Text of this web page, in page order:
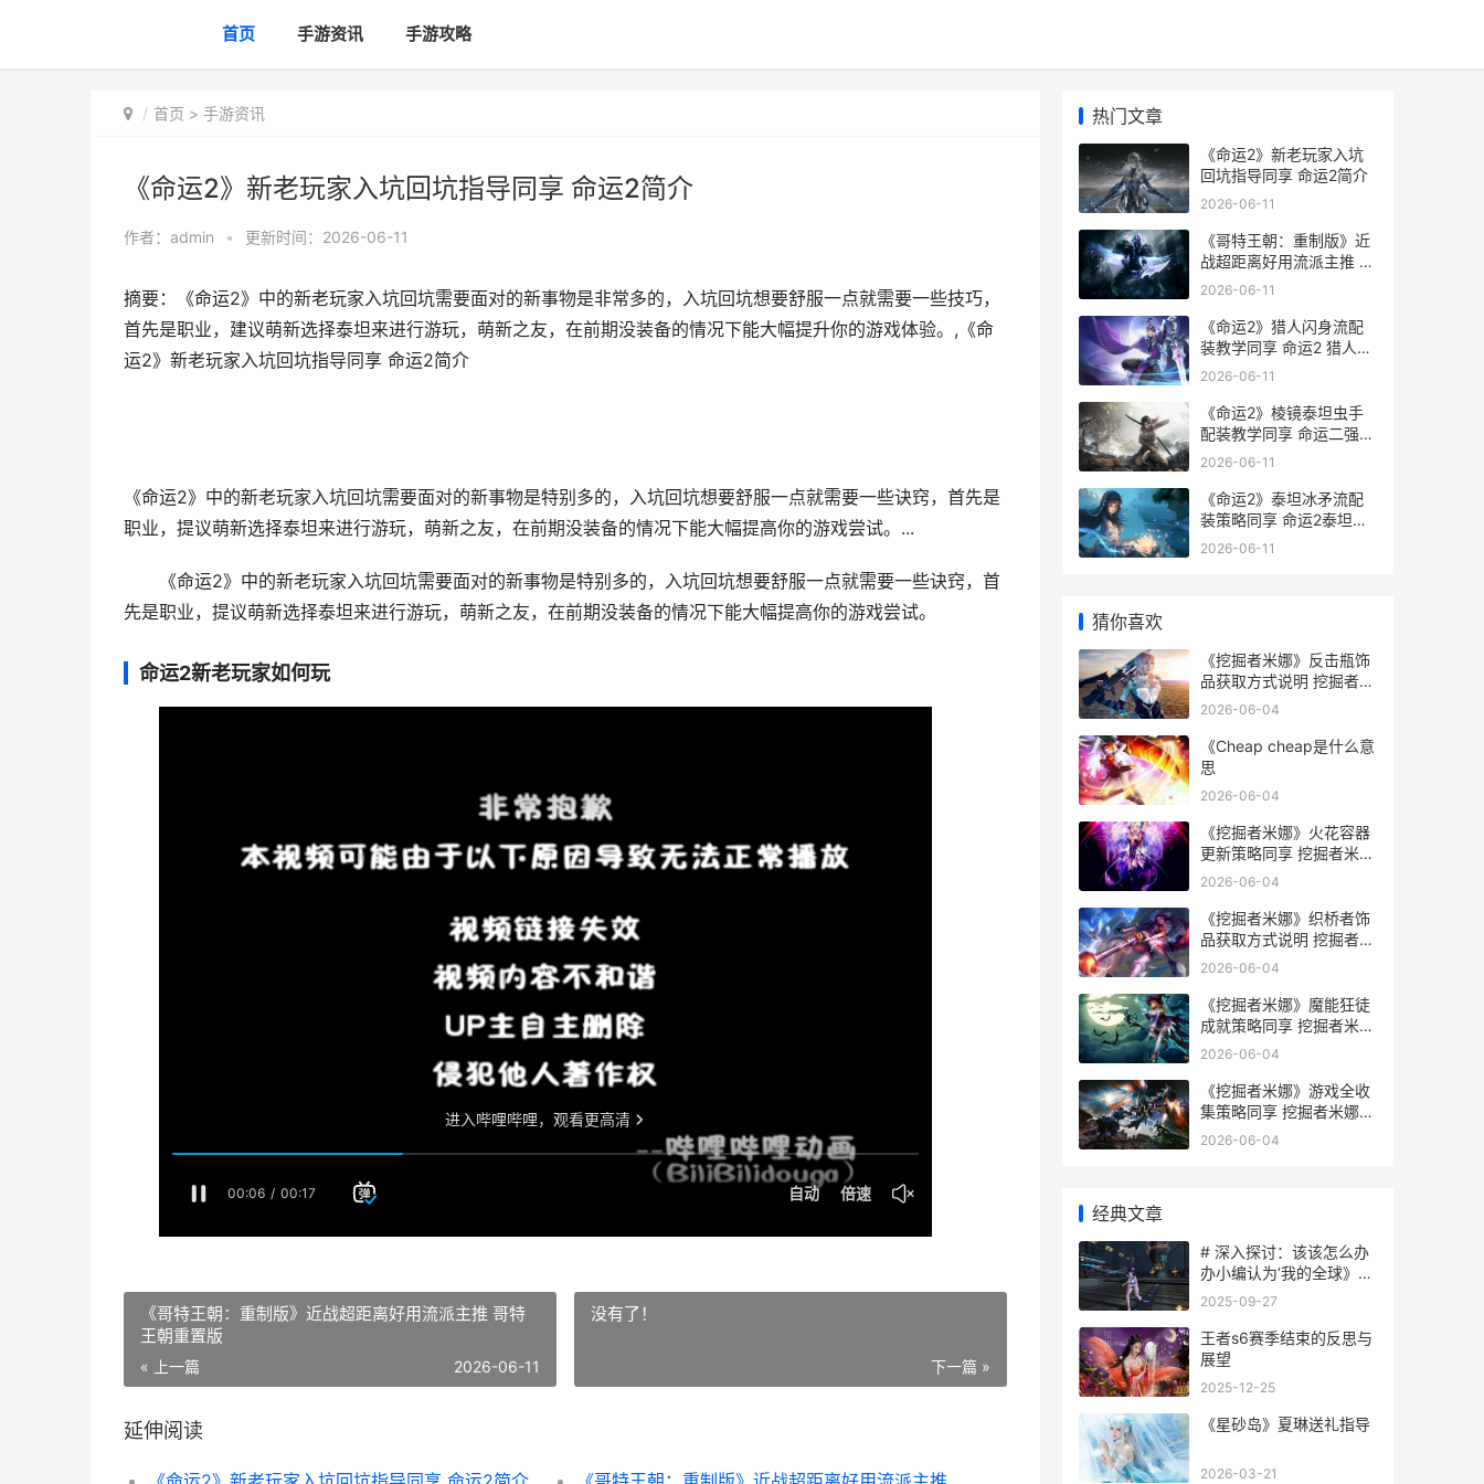
首页 手游资讯 手游攻略
首页 > 手游资讯
《命运2》新老玩家入坑回坑指导同享 命运2简介
作者： admin • 更新时间：2026-06-11
摘要：《命运2》中的新老玩家入坑回坑需要面对的新事物是非常多的，入坑回坑想要舒服一点就需要一些技巧，
首先是职业，建议萌新选择泰坦来进行游玩，萌新之友，在前期没装备的情况下能大幅提升你的游戏体验。,《命
运2》新老玩家入坑回坑指导同享 命运2简介
《命运2》中的新老玩家入坑回坑需要面对的新事物是特别多的，入坑回坑想要舒服一点就需要一些诀窍，首先是
职业，提议萌新选择泰坦来进行游玩，萌新之友，在前期没装备的情况下能大幅提高你的游戏尝试。...
《命运2》中的新老玩家入坑回坑需要面对的新事物是特别多的，入坑回坑想要舒服一点就需要一些诀窍，首
先是职业，提议萌新选择泰坦来进行游玩，萌新之友，在前期没装备的情况下能大幅提高你的游戏尝试。
命运2新老玩家如何玩
《哥特王朝：重制版》近战超距离好用流派主推 哥特
王朝重置版
« 上一篇 2026-06-11
没有了！
下一篇 »
延伸阅读
热门文章
《命运2》新老玩家入坑
回坑指导同享 命运2简介
2026-06-11
《哥特王朝：重制版》近
战超距离好用流派主推 哥
特王朝重置版
2026-06-11
《命运2》猎人闪身流配
装教学同享 命运2 猎人攻
略
2026-06-11
《命运2》棱镜泰坦虫手
配装教学同享 命运二强化
棱镜
2026-06-11
《命运2》泰坦冰矛流配
装策略同享 命运2泰坦新
手攻略
2026-06-11
猜你喜欢
《挖掘者米娜》反击瓶饰
品获取方式说明 挖掘者米
娜 修改器
2026-06-04
《Cheap cheap是什么意
思
2026-06-04
《挖掘者米娜》火花容器
更新策略同享 挖掘者米娜
nsp
2026-06-04
《挖掘者米娜》织桥者饰
品获取方式说明 挖掘者米
娜升级
2026-06-04
《挖掘者米娜》魔能狂徒
成就策略同享 挖掘者米娜
nsp
2026-06-04
《挖掘者米娜》游戏全收
集策略同享 挖掘者米娜攻
略wiki
2026-06-04
经典文章
# 深入探讨：该该怎么办
办小编认为‘我的全球》电
脑版查看坐标
2025-09-27
王者s6赛季结束的反思与
展望
2025-12-25
《星砂岛》夏琳送礼指导
2026-03-21